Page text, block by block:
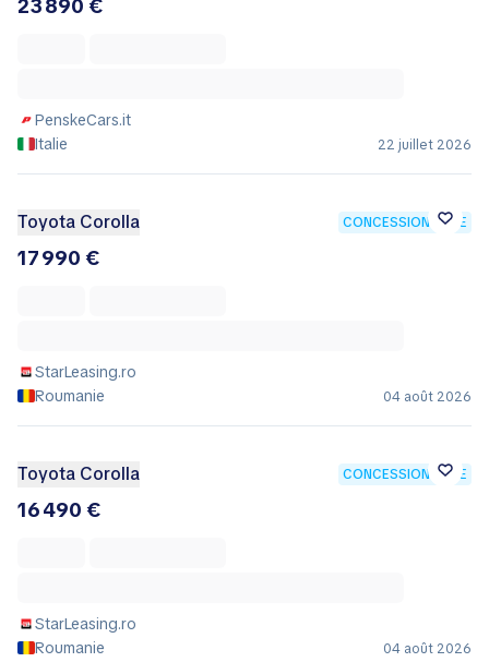
23 890 €
PenskeCars.it
Italie
22 juillet 2026
Toyota Corolla CONCESSIONNAIRE
17 990 €
StarLeasing.ro
Roumanie
04 août 2026
Toyota Corolla CONCESSIONNAIRE
16 490 €
StarLeasing.ro
Roumanie
04 août 2026